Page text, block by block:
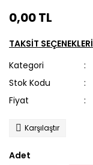
0,00 TL
TAKSİT SEÇENEKLERİ
Kategori
Stok Kodu
Fiyat
Karşılaştır
Adet